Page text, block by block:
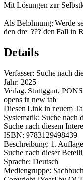
Mit Lösungen zur
Als Belohnung: Werde
den drei ??? den Fall in
Details
Verfasser: Suche nach
Jahr: 2025
Verlag: Stuttggart,
opens in new tab
Diesen Link in neuem
Systematik: Suche nach
Suche nach diesem
ISBN: 9783129498439
Beschreibung: 1.
Suche nach dieser
Sprache: Deutsch
Mediengruppe: